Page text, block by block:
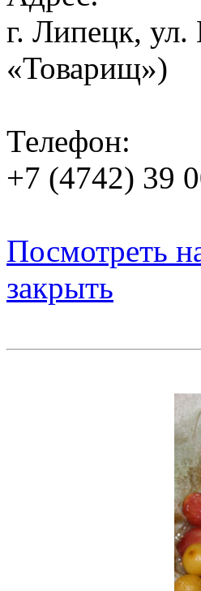
г. Липецк,
«Товарищ»)
Телефон:
+7 (4742) 39
Посмотреть
закрыть